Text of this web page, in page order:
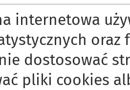
internetowa
dostosować
pliki cookies